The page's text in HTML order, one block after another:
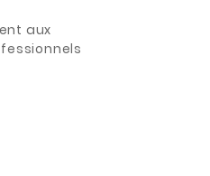
aux